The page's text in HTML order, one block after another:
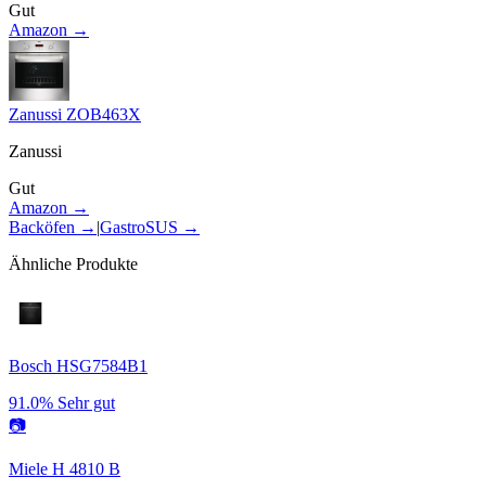
Gut
Amazon →
Zanussi ZOB463X
Zanussi
Gut
Amazon →
Backöfen → |GastroSUS →
Ähnliche Produkte
Bosch HSG7584B1
91.0% Sehr gut
📷
Miele H 4810 B